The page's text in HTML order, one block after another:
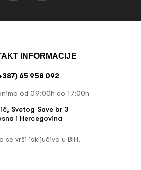
INFORMACIJE
65 958 092
od 09:00h do 17:00h
Svetog Save br 3
i Hercegovina
se vrši isključivo u BIH.